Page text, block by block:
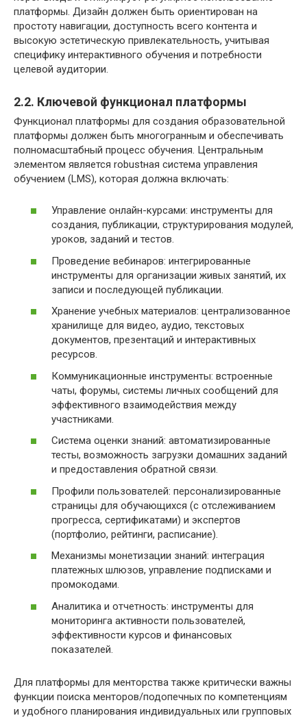
платформы. Дизайн должен быть ориентирован на
простоту навигации, доступность всего контента и
высокую эстетическую привлекательность, учитывая
специфику интерактивного обучения и потребности
целевой аудитории.
2.2. Ключевой функционал платформы
Функционал платформы для создания образовательной
платформы должен быть многогранным и обеспечивать
полномасштабный процесс обучения. Центральным
элементом является robustная система управления
обучением (LMS), которая должна включать:
Управление онлайн-курсами: инструменты для
создания, публикации, структурирования модулей,
уроков, заданий и тестов.
Проведение вебинаров: интегрированные
инструменты для организации живых занятий, их
записи и последующей публикации.
Хранение учебных материалов: централизованное
хранилище для видео, аудио, текстовых
документов, презентаций и интерактивных
ресурсов.
Коммуникационные инструменты: встроенные
чаты, форумы, системы личных сообщений для
эффективного взаимодействия между
участниками.
Система оценки знаний: автоматизированные
тесты, возможность загрузки домашних заданий
и предоставления обратной связи.
Профили пользователей: персонализированные
страницы для обучающихся (с отслеживанием
прогресса, сертификатами) и экспертов
(портфолио, рейтинги, расписание).
Механизмы монетизации знаний: интеграция
платежных шлюзов, управление подписками и
промокодами.
Аналитика и отчетность: инструменты для
мониторинга активности пользователей,
эффективности курсов и финансовых
показателей.
Для платформы для менторства также критически важны
функции поиска менторов/подопечных по компетенциям
и удобного планирования индивидуальных или групповых